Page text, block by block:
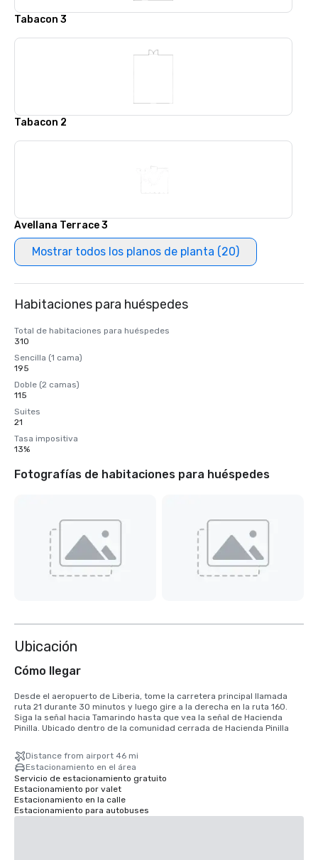
Tabacon 3
Tabacon 2
Avellana Terrace 3
Mostrar todos los planos de planta (20)
Habitaciones para huéspedes
Total de habitaciones para huéspedes
310
Sencilla (1 cama)
195
Doble (2 camas)
115
Suites
21
Tasa impositiva
13%
Fotografías de habitaciones para huéspedes
Ubicación
Cómo llegar
Desde el aeropuerto de Liberia, tome la carretera principal llamada
ruta 21 durante 30 minutos y luego gire a la derecha en la ruta 160.
Siga la señal hacia Tamarindo hasta que vea la señal de Hacienda
Pinilla. Ubicado dentro de la comunidad cerrada de Hacienda Pinilla
Distance from airport 46 mi
Estacionamiento en el área
Servicio de estacionamiento gratuito
Estacionamiento por valet
Estacionamiento en la calle
Estacionamiento para autobuses